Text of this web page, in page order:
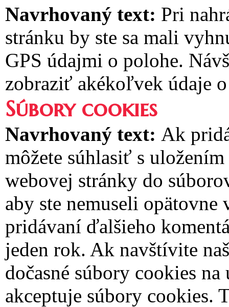
Navrhovaný text: Pri
stránku by ste sa mali
GPS údajmi o polohe.
zobraziť akékoľvek údaje
Súbory cookies
Navrhovaný text: Ak
môžete súhlasiť s
webovej stránky do
aby ste nemuseli
pridávaní ďalšieho
jeden rok. Ak navštívite
dočasné súbory cookies
akceptuje súbory cookies.